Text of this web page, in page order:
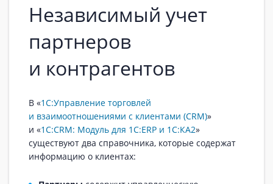
Независимый учет
партнеров
и контрагентов
В «1С:Управление торговлей
и взаимоотношениями с клиентами (CRM)»
и «1С:CRM: Модуль для 1С:ERP и 1С:КА2»
существуют два справочника, которые содержат
информацию о клиентах: